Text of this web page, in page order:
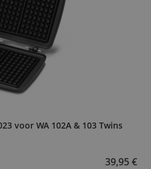
voor WA 102A & 103 Twins
39,95 €